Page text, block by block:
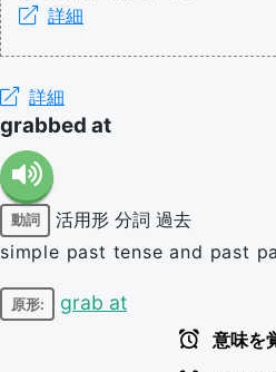
詳細
詳細
grabbed at
動詞 活用形 分詞 過去
simple past tense and past
原形: grab at
意味を